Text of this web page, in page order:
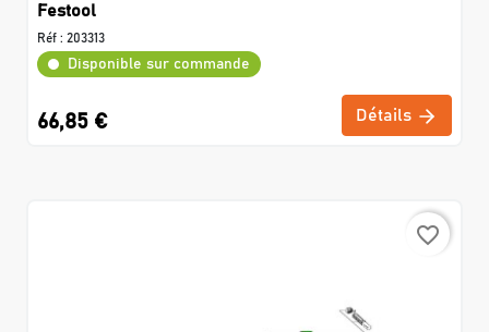
Festool
Réf : 203313
Disponible sur commande
66,85 € Détails
favorite_border